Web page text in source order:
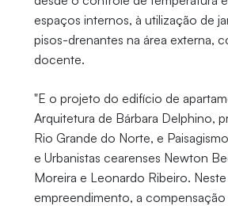
espaços internos, à utilização de
pisos-drenantes na área externa,
docente.
"E o projeto do edifício de
Arquitetura de Bárbara Delphino,
Rio Grande do Norte, e
e Urbanistas cearenses Newton
Moreira e Leonardo Ribeiro. Neste
empreendimento, a